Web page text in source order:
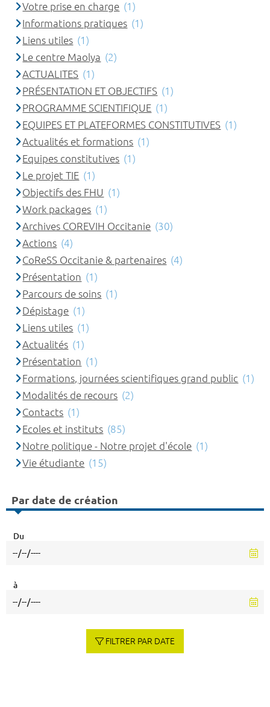
Votre prise en charge (1)
Informations pratiques (1)
Liens utiles (1)
Le centre Maolya (2)
ACTUALITES (1)
PRÉSENTATION ET OBJECTIFS (1)
PROGRAMME SCIENTIFIQUE (1)
EQUIPES ET PLATEFORMES CONSTITUTIVES (1)
Actualités et formations (1)
Equipes constitutives (1)
Le projet TIE (1)
Objectifs des FHU (1)
Work packages (1)
Archives COREVIH Occitanie (30)
Actions (4)
CoReSS Occitanie & partenaires (4)
Présentation (1)
Parcours de soins (1)
Dépistage (1)
Liens utiles (1)
Actualités (1)
Présentation (1)
Formations, journées scientifiques grand public (1)
Modalités de recours (2)
Contacts (1)
Ecoles et instituts (85)
Notre politique - Notre projet d'école (1)
Vie étudiante (15)
Par date de création
Du
à
FILTRER PAR DATE